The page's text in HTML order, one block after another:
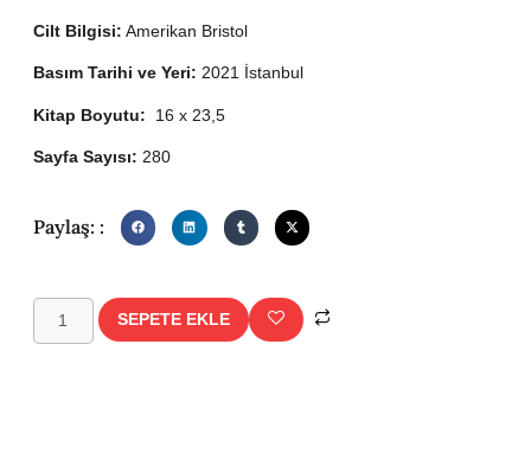
Cilt Bilgisi: Amerikan Bristol
Basım Tarihi ve Yeri: 2021 İstanbul
Kitap Boyutu: 16 x 23,5
Sayfa Sayısı: 280
Paylaş: :
SEPETE EKLE